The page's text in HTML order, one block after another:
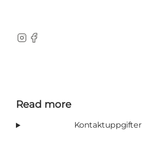
Instagram
Facebook
Read more
Kontaktuppgifter